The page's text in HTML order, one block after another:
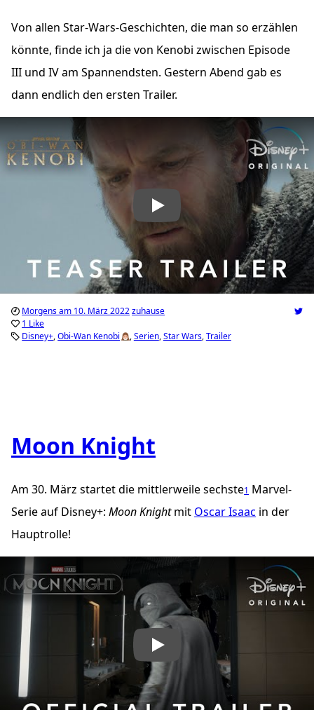
Von allen Star-Wars-Geschichten, die man so erzählen
könnte, finde ich ja die von Kenobi zwischen Episode
III und IV am Spannendsten. Gestern Abend gab es
dann endlich den ersten Trailer.
„Obi-Wan Kenobi | Teaser Trailer | Disney+“ abspielen
Morgens am 10. März 2022zuhause
1 Like
Disney+ Obi-Wan Kenobi Serien Star Wars Trailer
Moon Knight
Am 30. März startet die mittlerweile sechste1 Marvel-
Serie auf Disney+: Moon Knightmit Oscar Isaac in der
Hauptrolle!
„Trailer für Moon Knight“ abspielen